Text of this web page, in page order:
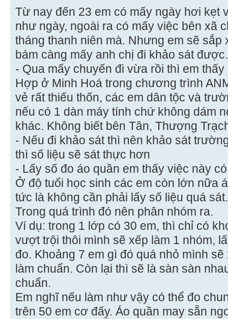
Từ nay đến 23 em có mấy ngày hơi kẹt
như ngày, ngoài ra có mấy việc bên xã
tháng thanh niên mà. Nhưng em sẽ
bám càng mấy anh chị đi khảo sát được.
- Qua mấy chuyến đi vừa rồi thì em
Hợp ở Minh Hoá trong chương trình
vẻ rất thiếu thốn, các em dân tộc và
nếu có 1 dàn máy tính chứ không dám
khác. Không biết bên Tân, Thượng
- Nếu đi khảo sát thì nên khảo sát
thì số liệu sẽ sát thực hơn
- Lấy số đo áo quần em thấy việc này
Ở độ tuổi học sinh các em còn lớn nữa
tức là không cần phải lấy số liệu quá sát.
Trong quá trình đó nên phân nhóm ra.
Ví dụ: trong 1 lớp có 30 em, thì chỉ có
vượt trội thôi mình sẽ xếp làm 1 nhóm,
đo. Khoảng 7 em gì đó quá nhỏ mình
làm chuẩn. Còn lại thì sẽ là sàn sàn
chuẩn.
Em nghĩ nếu làm như vậy có thể đo
trên 50 em cơ đấy. Áo quần may sẵn